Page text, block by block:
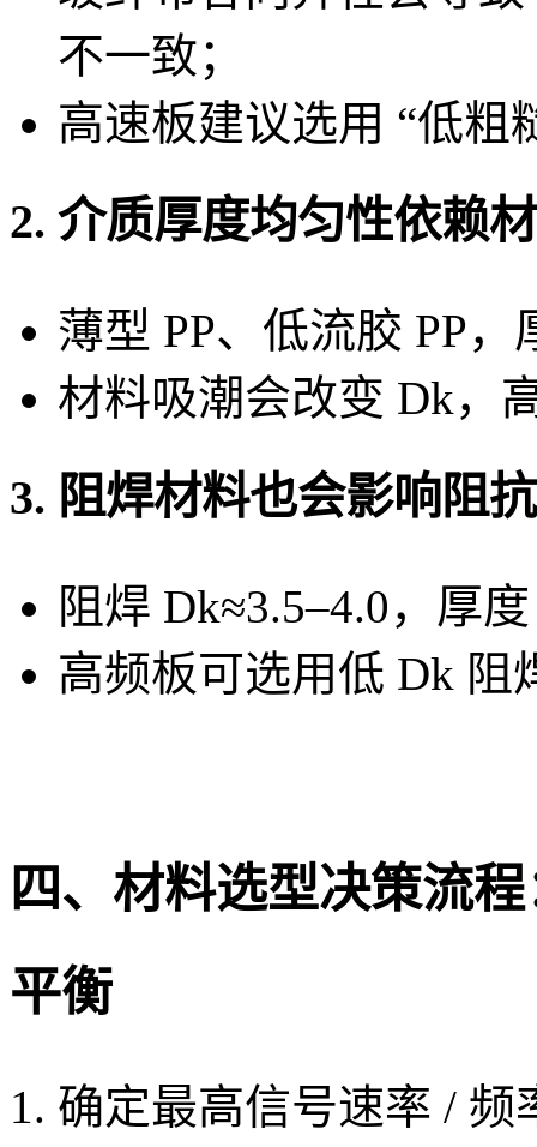
不一致；
高速板建议选用 “低粗
2. 介质厚度均匀性依赖
薄型 PP、低流胶 PP
材料吸潮会改变 Dk，
3. 阻焊材料也会影响阻抗
阻焊 Dk≈3.5–4.0，厚
高频板可选用低 Dk 阻
四、材料选型决策流
平衡
确定最高信号速率 /